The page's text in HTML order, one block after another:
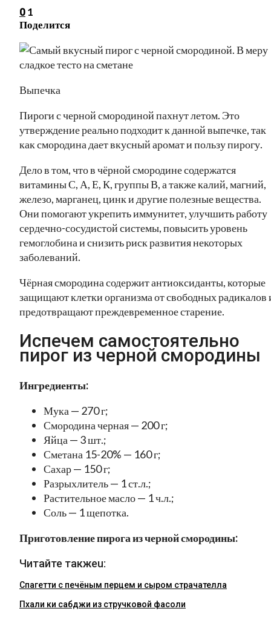
0 1
Поделится
Выпечка
Пироги с черной смородиной пахнут летом. Это
утверждение реально подходит к данной выпечке, так
как смородина дает вкусный аромат и пользу пирогу.
Дело в том, что в чёрной смородине содержатся
витамины С, А, Е, К, группы В, а также калий, магний,
железо, марганец, цинк и другие полезные вещества.
Они помогают укрепить иммунитет, улучшить работу
сердечно-сосудистой системы, повысить уровень
гемоглобина и снизить риск развития некоторых
заболеваний.
Чёрная смородина содержит антиоксиданты, которые
защищают клетки организма от свободных радикалов
предотвращают преждевременное старение.
Испечем самостоятельно
пирог из черной смородины
Ингредиенты:
Мука — 270 г;
Смородина черная — 200 г;
Яйца — 3 шт.;
Сметана 15-20% — 160 г;
Сахар — 150 г;
Разрыхлитель — 1 ст.л.;
Растительное масло — 1 ч.л.;
Соль — 1 щепотка.
Приготовление пирога из черной смородины:
Читайте такжеu:
Спагетти с печёным перцем и сыром страчателла
Пхали ки сабджи из стручковой фасоли